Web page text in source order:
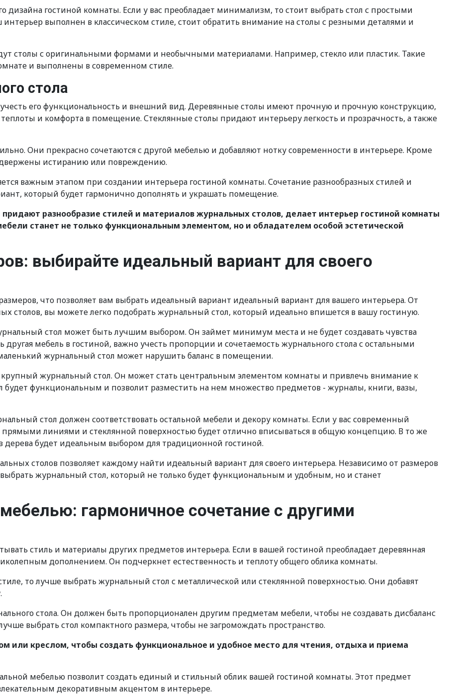
дизайна гостиной комнаты. Если у вас преобладает минимализм, то стоит выбрать стол с простыми
выполнен в классическом стиле, стоит обратить внимание на столы с резными деталями и
столы с оригинальными формами и необычными материалами. Например, стекло или пластик. Такие
и выполнены в современном стиле.
стола
его функциональность и внешний вид. Деревянные столы имеют прочную и прочную конструкцию,
и комфорта в помещение. Стеклянные столы придают интерьеру легкость и прозрачность, а также
Они прекрасно сочетаются с другой мебелью и добавляют нотку современности в интерьере. Кроме
истиранию или повреждению.
важным этапом при создании интерьера гостиной комнаты. Сочетание разнообразных стилей и
который будет гармонично дополнять и украшать помещение.
разнообразие стилей и материалов журнальных столов, делает интерьер гостиной комнаты
станет не только функциональным элементом, но и обладателем особой эстетической
выбирайте идеальный вариант для своего
что позволяет вам выбрать идеальный вариант идеальный вариант для вашего интерьера. От
столов, вы можете легко подобрать журнальный стол, который идеально впишется в вашу гостиную.
стол может быть лучшим выбором. Он займет минимум места и не будет создавать чувства
другая мебель в гостиной, важно учесть пропорции и сочетаемость журнального стола с остальными
журнальный стол может нарушить баланс в помещении.
журнальный стол. Он может стать центральным элементом комнаты и привлечь внимание к
будет функциональным и позволит разместить на нем множество предметов - журналы, книги, вазы,
стол должен соответствовать остальной мебели и декору комнаты. Если у вас современный
прямыми линиями и стеклянной поверхностью будет отлично вписываться в общую концепцию. В то же
дерева будет идеальным выбором для традиционной гостиной.
столов позволяет каждому найти идеальный вариант для своего интерьера. Независимо от размеров
журнальный стол, который не только будет функциональным и удобным, но и станет
гармоничное сочетание с другими
стиль и материалы других предметов интерьера. Если в вашей гостиной преобладает деревянная
дополнением. Он подчеркнет естественность и теплоту общего облика комнаты.
то лучше выбрать журнальный стол с металлической или стеклянной поверхностью. Они добавят
стола. Он должен быть пропорционален другим предметам мебели, чтобы не создавать дисбаланс
выбрать стол компактного размера, чтобы не загромождать пространство.
или креслом, чтобы создать функциональное и удобное место для чтения, отдыха и приема
мебелью позволит создать единый и стильный облик вашей гостиной комнаты. Этот предмет
декоративным акцентом в интерьере.